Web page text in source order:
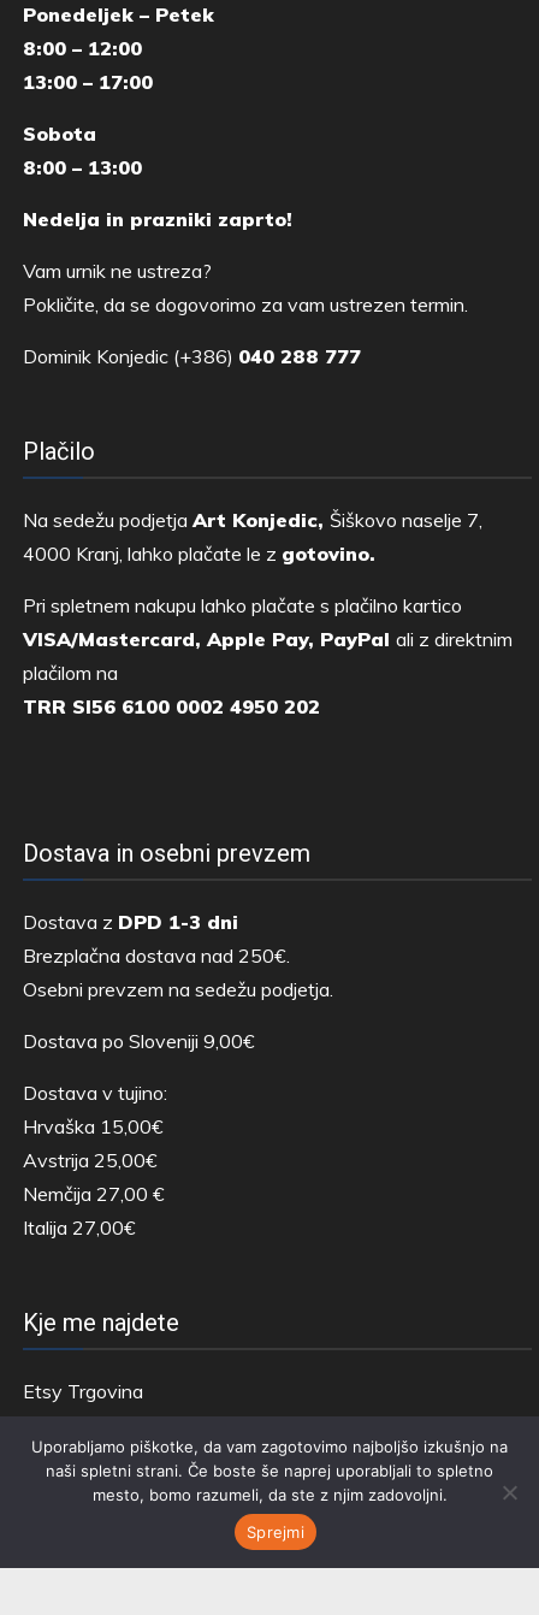
Ponedeljek – Petek
8:00 – 12:00
13:00 – 17:00
Sobota
8:00 – 13:00
Nedelja in prazniki zaprto!
Vam urnik ne ustreza?
Pokličite, da se dogovorimo za vam ustrezen termin.
Dominik Konjedic (+386) 040 288 777
Plačilo
Na sedežu podjetja Art Konjedic, Šiškovo naselje 7,
4000 Kranj, lahko plačate le z gotovino.
Pri spletnem nakupu lahko plačate s plačilno kartico
VISA/Mastercard, Apple Pay, PayPal ali z direktnim
plačilom na
TRR SI56 6100 0002 4950 202
Dostava in osebni prevzem
Dostava z DPD 1-3 dni
Brezplačna dostava nad 250€.
Osebni prevzem na sedežu podjetja.
Dostava po Sloveniji 9,00€
Dostava v tujino:
Hrvaška 15,00€
Avstrija 25,00€
Nemčija 27,00 €
Italija 27,00€
Kje me najdete
Etsy Trgovina
Stran s Fotografijo
Uporabljamo piškotke, da vam zagotovimo najboljšo izkušnjo na
naši spletni strani. Če boste še naprej uporabljali to spletno
mesto, bomo razumeli, da ste z njim zadovoljni.
Sprejmi